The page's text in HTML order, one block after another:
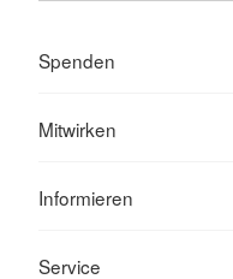
Spenden
Mitwirken
Informieren
Service